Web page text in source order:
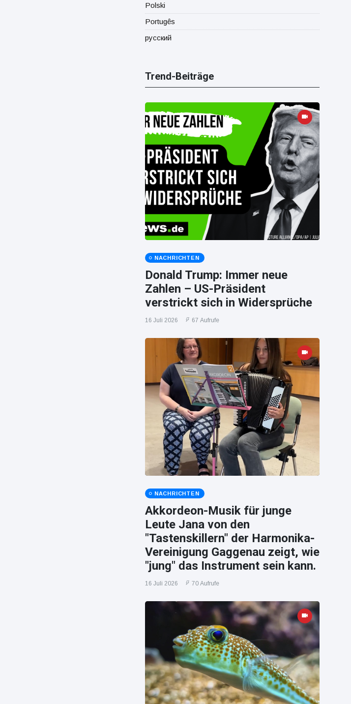
Polski
Portugês
русский
Trend-Beiträge
NACHRICHTEN
Donald Trump: Immer neue
Zahlen – US-Präsident
verstrickt sich in Widersprüche
16 Juli 2026 67 Aufrufe
NACHRICHTEN
Akkordeon-Musik für junge
Leute Jana von den
"Tastenskillern" der Harmonika-
Vereinigung Gaggenau zeigt, wie
"jung" das Instrument sein kann.
16 Juli 2026 70 Aufrufe